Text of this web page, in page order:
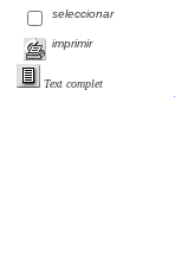
seleccionar
imprimir
Text complet